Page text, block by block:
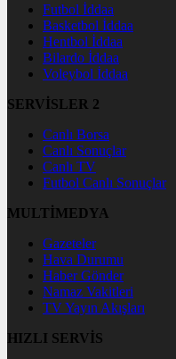
Futbol İddaa
Basketbol İddaa
Hentbol İddaa
Bilardo İddaa
Voleybol İddaa
SERVİSLER 2
Canlı Borsa
Canlı Sonuçlar
Canlı TV
Futbol Canlı Sonuçlar
MULTİMEDYA
Gazeteler
Hava Durumu
Haber Gönder
Namaz Vakitleri
TV Yayın Akışları
HIZLI SERVİS